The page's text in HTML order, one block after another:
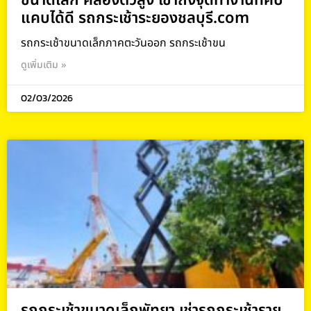
แคบได้ดี รถกระเช้าระยองชลบุรี.com
รถกระเช้าขนาดเล็กภาคตะวันออก รถกระเช้าขน
ดูเพิ่มเติม »
02/03/2026